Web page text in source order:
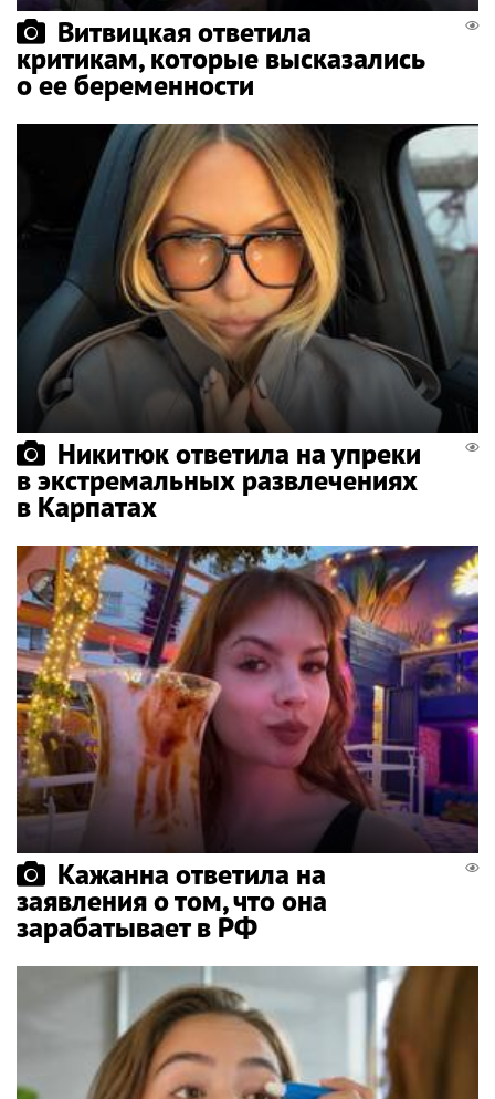
Витвицкая ответила
критикам, которые высказались
о ее беременности
Никитюк ответила на упреки
в экстремальных развлечениях
в Карпатах
Кажанна ответила на
заявления о том, что она
зарабатывает в РФ